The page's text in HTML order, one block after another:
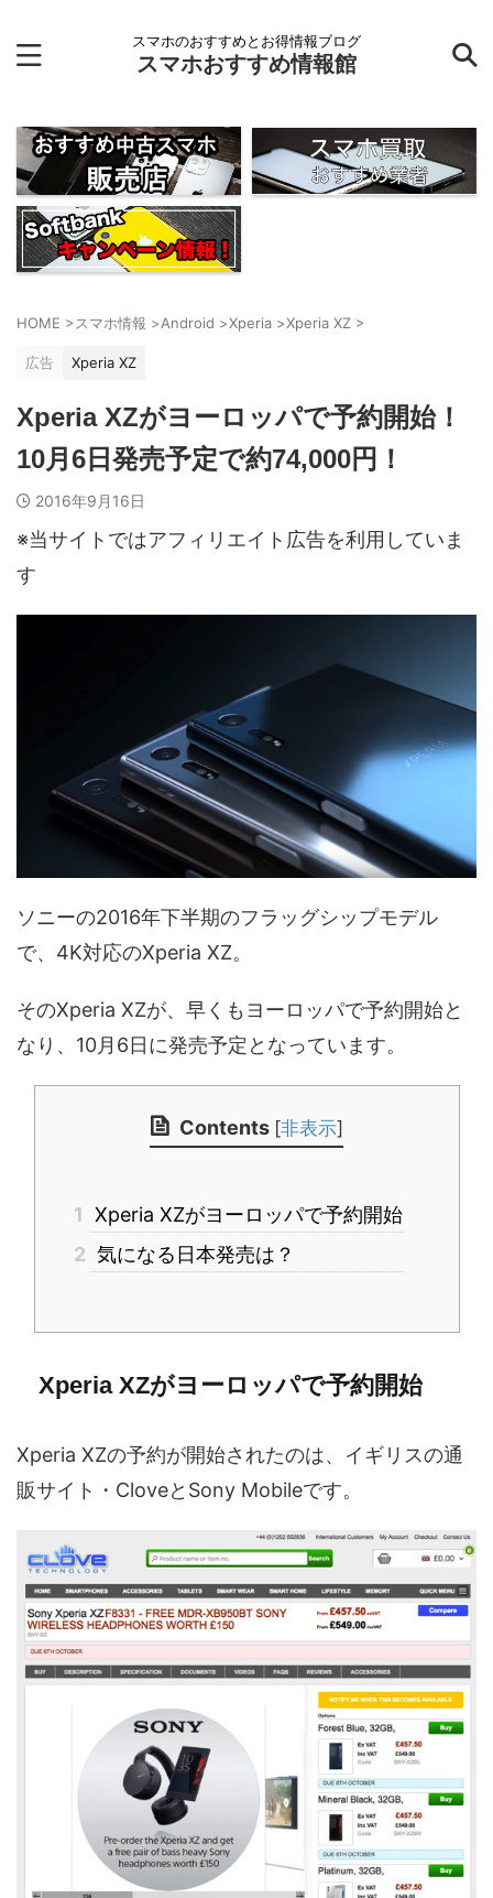
スマホのおすすめとお得情報ブログ
スマホおすすめ情報館
HOME >スマホ情報 >Android >Xperia >Xperia XZ >
広告 Xperia XZ
Xperia XZがヨーロッパで予約開始！
10月6日発売予定で約74,000円！
2016年9月16日
※当サイトではアフィリエイト広告を利用していま
す
ソニーの2016年下半期のフラッグシップモデル
で、4K対応のXperia XZ。
そのXperia XZが、早くもヨーロッパで予約開始と
なり、10月6日に発売予定となっています。
Contents [非表示]
1 Xperia XZがヨーロッパで予約開始
2 気になる日本発売は？
Xperia XZがヨーロッパで予約開始
Xperia XZの予約が開始されたのは、イギリスの通
販サイト・CloveとSony Mobileです。